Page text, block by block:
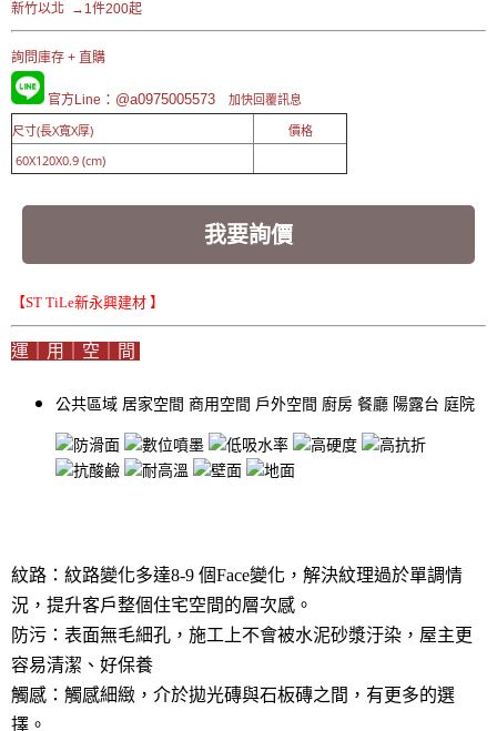
新竹以北 →1件200起
詢問庫存 + 直購
官方Line ：@a0975005573 加快回覆訊息
尺寸(長X寬X厚)
價格
60X120X0.9 (cm)
我要詢價
【ST TiLe新永興建材 】
運｜用｜空｜間
公共區域 居家空間 商用空間 戶外空間 廚房 餐廳 陽露台 庭院
紋路：紋路變化多達8-9 個Face變化，解決紋理過於單調情
況，提升客戶整個住宅空間的層次感。
防污：表面無毛細孔，施工上不會被水泥砂漿汙染，屋主更
容易清潔、好保養
觸感：觸感細緻，介於拋光磚與石板磚之間，有更多的選
擇。